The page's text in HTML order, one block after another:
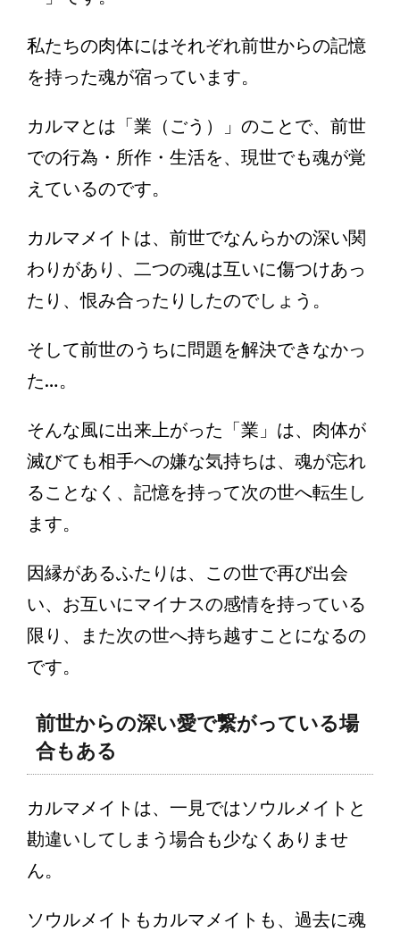
私たちの肉体にはそれぞれ前世からの記憶
を持った魂が宿っています。
カルマとは「業（ごう）」のことで、前世
での行為・所作・生活を、現世でも魂が覚
えているのです。
カルマメイトは、前世でなんらかの深い関
わりがあり、二つの魂は互いに傷つけあっ
たり、恨み合ったりしたのでしょう。
そして前世のうちに問題を解決できなかっ
た…。
そんな風に出来上がった「業」は、肉体が
滅びても相手への嫌な気持ちは、魂が忘れ
ることなく、記憶を持って次の世へ転生し
ます。
因縁があるふたりは、この世で再び出会
い、お互いにマイナスの感情を持っている
限り、また次の世へ持ち越すことになるの
です。
前世からの深い愛で繋がっている場
合もある
カルマメイトは、一見ではソウルメイトと
勘違いしてしまう場合も少なくありませ
ん。
ソウルメイトもカルマメイトも、過去に魂